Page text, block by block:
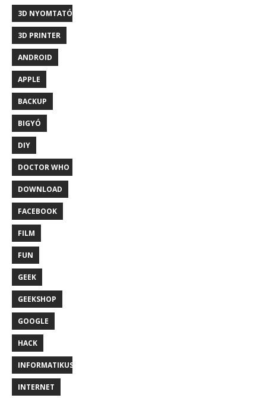
3D NYOMTATÓ
3D PRINTER
ANDROID
APPLE
BACKUP
BIGYÓ
DIY
DOCTOR WHO
DOWNLOAD
FACEBOOK
FILM
FUN
GEEK
GEEKSHOP
GOOGLE
HACK
INFORMATIKUS
INTERNET